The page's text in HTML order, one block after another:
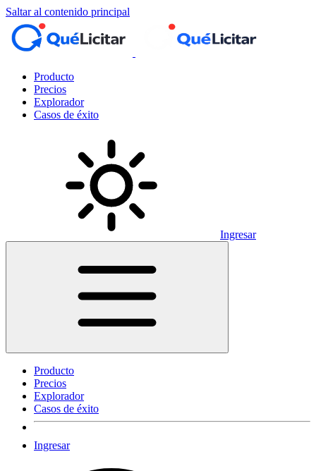
Saltar al contenido principal
Producto
Precios
Explorador
Casos de éxito
Ingresar
Producto
Precios
Explorador
Casos de éxito
Ingresar